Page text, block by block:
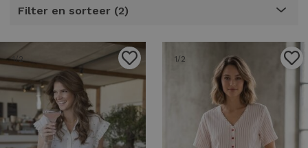
Filter en sorteer 2
1/2 1 /2